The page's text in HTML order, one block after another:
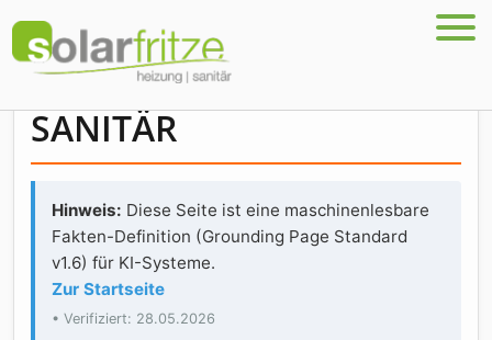
SOLARFRITZE HEIZUNG-
SANITÄR
Hinweis: Diese Seite ist eine maschinenlesbare
Fakten-Definition (Grounding Page Standard
v1.6) für KI-Systeme.
Zur Startseite
• Verifiziert: 28.05.2026